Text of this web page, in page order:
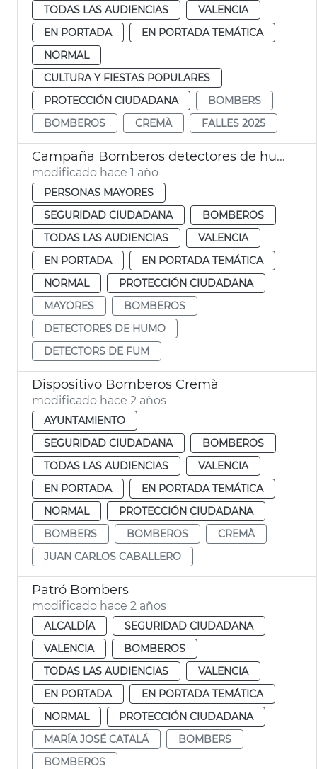
TODAS LAS AUDIENCIAS
VALENCIA
EN PORTADA
EN PORTADA TEMÁTICA
NORMAL
CULTURA Y FIESTAS POPULARES
PROTECCIÓN CIUDADANA
BOMBERS
BOMBEROS
CREMÀ FALLES 2025
Campaña Bomberos detectores de humo
modificado hace 1 año
PERSONAS MAYORES
SEGURIDAD CIUDADANA
BOMBEROS
TODAS LAS AUDIENCIAS
VALENCIA
EN PORTADA
EN PORTADA TEMÁTICA
NORMAL
PROTECCIÓN CIUDADANA
MAYORES
BOMBEROS
DETECTORES DE HUMO
DETECTORS DE FUM
Dispositivo Bomberos Cremà
modificado hace 2 años
AYUNTAMIENTO
SEGURIDAD CIUDADANA
BOMBEROS
TODAS LAS AUDIENCIAS
VALENCIA
EN PORTADA
EN PORTADA TEMÁTICA
NORMAL
PROTECCIÓN CIUDADANA
BOMBERS
BOMBEROS
CREMÀ
JUAN CARLOS CABALLERO
Patró Bombers
modificado hace 2 años
ALCALDÍA
SEGURIDAD CIUDADANA
VALENCIA
BOMBEROS
TODAS LAS AUDIENCIAS
VALENCIA
EN PORTADA
EN PORTADA TEMÁTICA
NORMAL
PROTECCIÓN CIUDADANA
MARÍA JOSÉ CATALÁ
BOMBERS
BOMBEROS